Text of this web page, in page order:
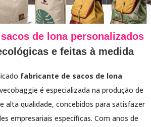
de lona personalizados
e feitas à medida
fabricante de sacos de lona
é especializada na produção de
alta qualidade, concebidos para satisfazer
empresariais específicas. Com anos de